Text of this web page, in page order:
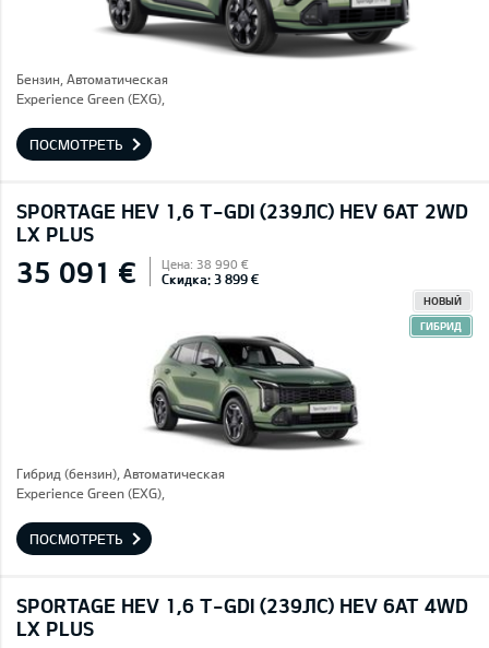
Бензин, Автоматическая
Experience Green (EXG),
ПОСМОТРЕТЬ
SPORTAGE HEV 1,6 T-GDI (239ЛС) HEV 6AT 2WD
LX PLUS
35 091 € Цена: 38 990 €
Скидка: 3 899 €
НОВЫЙ
ГИБРИД
Гибрид (бензин), Автоматическая
Experience Green (EXG),
ПОСМОТРЕТЬ
SPORTAGE HEV 1,6 T-GDI (239ЛС) HEV 6AT 4WD
LX PLUS